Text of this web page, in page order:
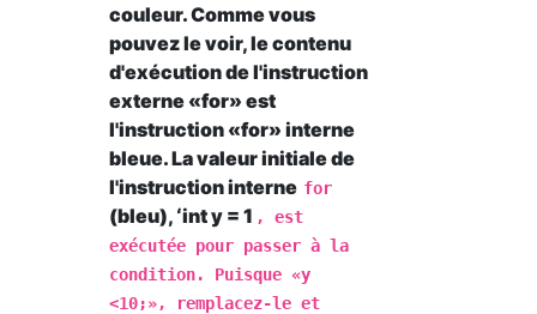
couleur. Comme vous
pouvez le voir, le contenu
d'exécution de l'instruction
externe «for» est
l'instruction «for» interne
bleue. La valeur initiale de
l'instruction interne for
(bleu), ʻint y = 1 , est
exécutée pour passer à la
condition. Puisque «y
<10;», remplacez-le et